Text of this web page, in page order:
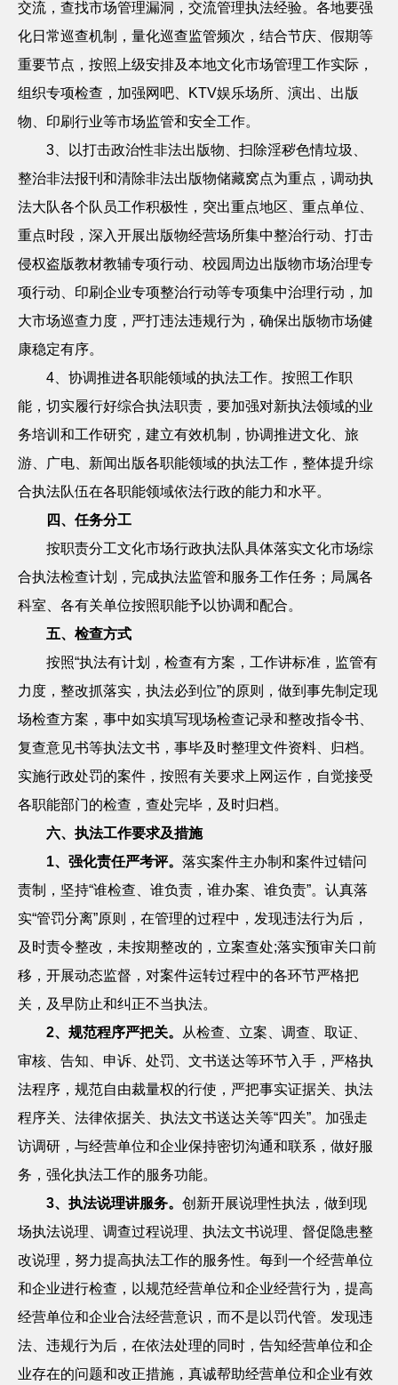
交流，查找市场管理漏洞，交流管理执法经验。各地要强
化日常巡查机制，量化巡查监管频次，结合节庆、假期等
重要节点，按照上级安排及本地文化市场管理工作实际，
组织专项检查，加强网吧、
KTV娱乐场所、演出、出版
物、印刷行业等市场监管和安全工作。
3 、以打击政治性非法出版物、扫除淫秽色情垃圾、
整治非法报刊和清除非法出版物储藏窝点为重点，调动执
法大队各个队员工作积极性，突出重点地区、重点单位、
重点时段，深入开展出版物经营场所集中整治行动、打击
侵权盗版教材教辅专项行动、校园周边出版物市场治理专
项行动、印刷企业专项整治行动等专项集中治理行动，加
大市场巡查力度，严打违法违规行为，确保出版物市场健
康稳定有序。
4 、协调推进各职能领域的执法工作。按照工作职
能，切实履行好综合执法职责，要加强对新执法领域的业
务培训和工作研究，建立有效机制，协调推进文化、旅
游、广电、新闻出版各职能领域的执法工作，整体提升综
合执法队伍在各职能领域依法行政的能力和水平。
四、任务分工
按职责分工文化市场行政执法队具体落实文化市场综
合执法检查计划，完成执法监管和服务工作任务；局属各
科室、各有关单位按照职能予以协调和配合。
五、检查方式
按照“执法有计划，检查有方案，工作讲标准，监管有
力度，整改抓落实，执法必到位”的原则，做到事先制定现
场检查方案，事中如实填写现场检查记录和整改指令书、
复查意见书等执法文书，事毕及时整理文件资料、归档。
实施行政处罚的案件，按照有关要求上网运作，自觉接受
各职能部门的检查，查处完毕，及时归档。
六、执法工作要求及措施
1、强化责任严考评。 落实案件主办制和案件过错问
责制，坚持“谁检查、谁负责，谁办案、谁负责”。认真落
实“管罚分离”原则，在管理的过程中，发现违法行为后，
及时责令整改，未按期整改的，立案查处;落实预审关口前
移，开展动态监督，对案件运转过程中的各环节严格把
关，及早防止和纠正不当执法。
2、规范程序严把关。
从检查、立案、调查、取证、
审核、告知、申诉、处罚、文书送达等环节入手，严格执
法程序，规范自由裁量权的行使，严把事实证据关、执法
程序关、法律依据关、执法文书送达关等“四关”。加强走
访调研，与经营单位和企业保持密切沟通和联系，做好服
务，强化执法工作的服务功能。
3、执法说理讲服务。 创新开展说理性执法，做到现
场执法说理、调查过程说理、执法文书说理、督促隐患整
改说理，努力提高执法工作的服务性。每到一个经营单位
和企业进行检查，以规范经营单位和企业经营行为，提高
经营单位和企业合法经营意识，而不是以罚代管。发现违
法、违规行为后，在依法处理的同时，告知经营单位和企
业存在的问题和改正措施，真诚帮助经营单位和企业有效